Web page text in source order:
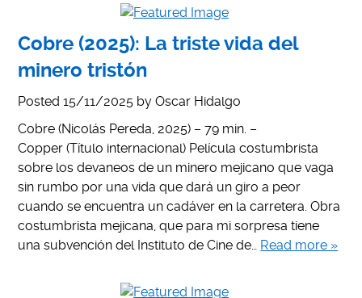
Cobre (2025): La triste vida del
minero tristón
Posted15/11/2025 byOscar Hidalgo
Cobre (Nicolás Pereda, 2025) – 79 min. –
Copper (Título internacional) Película costumbrista
sobre los devaneos de un minero mejicano que vaga
sin rumbo por una vida que dará un giro a peor
cuando se encuentra un cadáver en la carretera. Obra
costumbrista mejicana, que para mi sorpresa tiene
una subvención del Instituto de Cine de… Read more »